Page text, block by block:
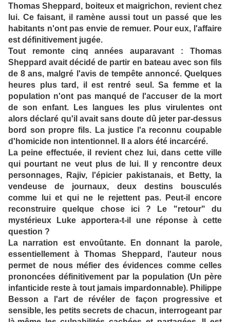
Thomas Sheppard, boiteux et maigrichon, revient chez
lui. Ce faisant, il ramène aussi tout un passé que les
habitants n'ont pas envie de remuer. Pour eux, l'affaire
est définitivement jugée.
Tout remonte cinq années auparavant : Thomas
Sheppard avait décidé de partir en bateau avec son fils
de 8 ans, malgré l'avis de tempête annoncé. Quelques
heures plus tard, il est rentré seul. Sa femme et la
population n'ont pas manqué de l'accuser de la mort
de son enfant. Les langues les plus virulentes ont
alors déclaré qu'il avait sans doute dû jeter par-dessus
bord son propre fils. La justice l'a reconnu coupable
d'homicide non intentionnel. Il a alors été incarcéré.
La peine effectuée, il revient chez lui, dans cette ville
qui pourtant ne veut plus de lui. Il y rencontre deux
personnages, Rajiv, l'épicier pakistanais, et Betty, la
vendeuse de journaux, deux destins bousculés
comme lui et qui ne le rejettent pas. Peut-il encore
reconstruire quelque chose ici ? Le "retour" du
mystérieux Luke apportera-t-il une réponse à cette
question ?
La narration est envoûtante. En donnant la parole,
essentiellement à Thomas Sheppard, l'auteur nous
permet de nous méfier des évidences comme celles
prononcées définitivement par la population (Un père
infanticide reste à tout jamais impardonnable). Philippe
Besson a l'art de révéler de façon progressive et
sensible, les petits secrets de chacun, interrogeant par